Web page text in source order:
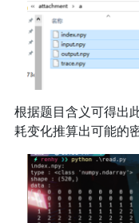
根据题目含义可得出
耗变化推算出可能的